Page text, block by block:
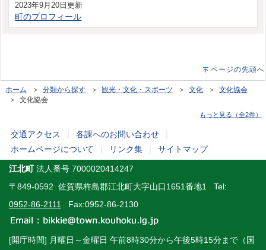
2023年9月20日更新
町のプロフィール
ページの先頭へ
ホーム ＞分類から探す ＞観光・文化・スポーツ ＞文化 ＞文化協会
＞ 文化協会
もっと見る（全2件）
交通アクセス 各課へのお問い合わせ
ホームページについて
リンク集 サイトマップ
江北町法人番号 7000020414247
〒849-0592 佐賀県杵島郡江北町大字山口1651番地1 Tel:
0952-86-2111
Fax:0952-86-2130
[開庁時間] 月曜日～金曜日 午前8時30分から午後5時15分まで（国